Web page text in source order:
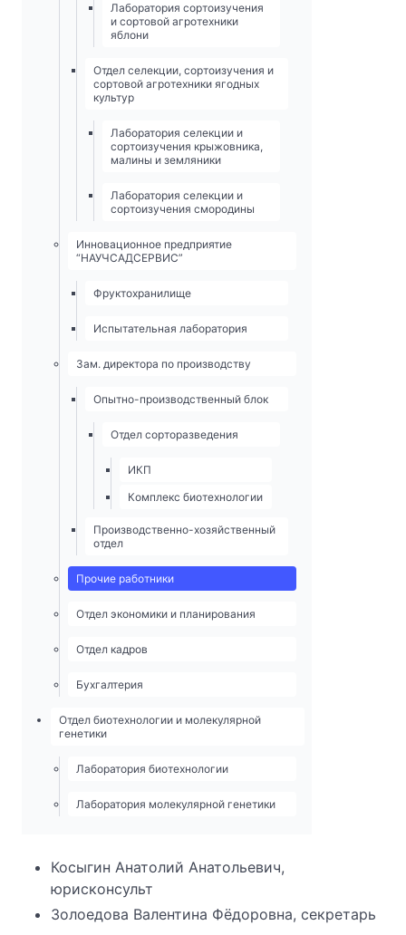
Лаборатория сортоизучения
и сортовой агротехники
яблони
Отдел селекции, сортоизучения и
сортовой агротехники ягодных
культур
Лаборатория селекции и
сортоизучения крыжовника,
малины и земляники
Лаборатория селекции и
сортоизучения смородины
Инновационное предприятие
“НАУЧСАДСЕРВИС”
Фруктохранилище
Испытательная лаборатория
Зам. директора по производству
Опытно-­производственный блок
Отдел сорторазведения
ИКП
Комплекс биотехнологии
Производственно-хозяйственный
отдел
Прочие работники
Отдел экономики и планирования
Отдел кадров
Бухгалтерия
Отдел биотехнологии и молекулярной
генетики
Лаборатория биотехнологии
Лаборатория молекулярной генетики
Косыгин Анатолий Анатольевич,
юрисконсульт
Золоедова Валентина Фёдоровна, секретарь